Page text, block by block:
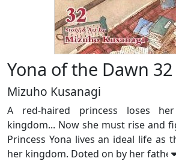
Yona of the Dawn 32
Mizuho Kusanagi
A red-haired princess loses
kingdom... Now she must rise and
Princess Yona lives an ideal life as
her kingdom. Doted on by her